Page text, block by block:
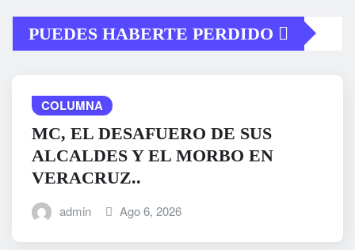
PUEDES HABERTE PERDIDO
COLUMNA
MC, EL DESAFUERO DE SUS
ALCALDES Y EL MORBO EN
VERACRUZ..
admin Ago 6, 2026